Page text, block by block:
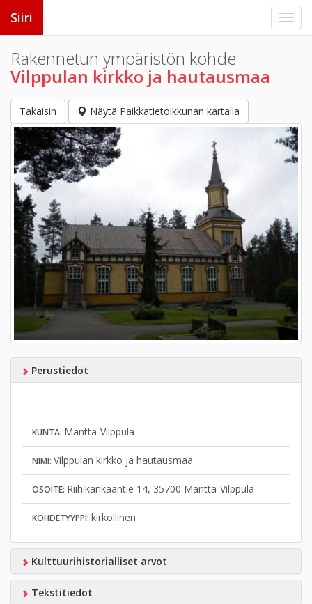
Siiri
Rakennetun ympäristön kohde
Vilppulan kirkko ja hautausmaa
Takaisin Näytä Paikkatietoikkunan kartalla
Perustiedot
KUNTA: Mänttä-Vilppula
NIMI: Vilppulan kirkko ja hautausmaa
OSOITE: Riihikankaantie 14, 35700 Mänttä-Vilppula
KOHDETYYPPI: kirkollinen
Kulttuurihistorialliset arvot
Tekstitiedot